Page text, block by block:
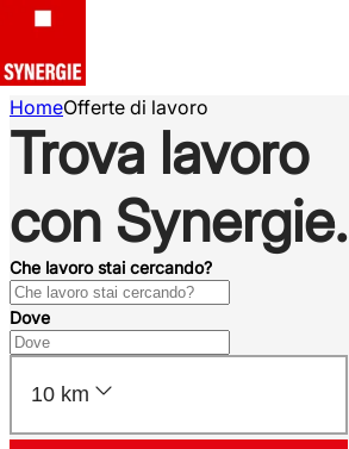
HomeOfferte di lavoro
Trova lavoro
con Synergie.
Che lavoro stai cercando?
Dove
10 km